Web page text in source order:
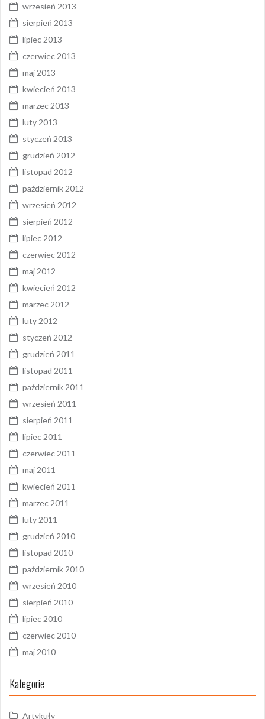
wrzesień 2013
sierpień 2013
lipiec 2013
czerwiec 2013
maj 2013
kwiecień 2013
marzec 2013
luty 2013
styczeń 2013
grudzień 2012
listopad 2012
październik 2012
wrzesień 2012
sierpień 2012
lipiec 2012
czerwiec 2012
maj 2012
kwiecień 2012
marzec 2012
luty 2012
styczeń 2012
grudzień 2011
listopad 2011
październik 2011
wrzesień 2011
sierpień 2011
lipiec 2011
czerwiec 2011
maj 2011
kwiecień 2011
marzec 2011
luty 2011
grudzień 2010
listopad 2010
październik 2010
wrzesień 2010
sierpień 2010
lipiec 2010
czerwiec 2010
maj 2010
Kategorie
Artykuły